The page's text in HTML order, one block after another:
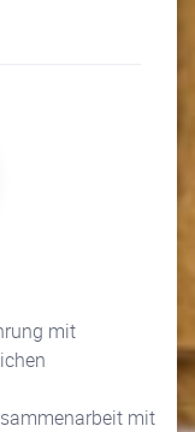
mit
mit